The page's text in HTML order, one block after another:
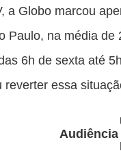
a Globo marcou
Paulo, na média de
6h de sexta até
reverter essa
Audiência